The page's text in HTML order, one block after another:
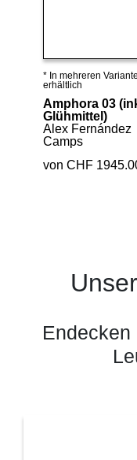
Details ansehen
* In mehreren
erhältlich
Amphora 03
Glühmittel)
Alex Fernández
Camps
von CHF